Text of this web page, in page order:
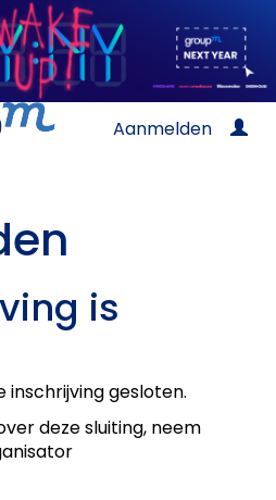
Aanmelden
is
inschrijving gesloten.
deze sluiting, neem